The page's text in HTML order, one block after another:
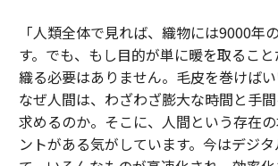
「人類全体で見れば、織物には9000年
す。でも、もし目的が単に暖を取るこ
織る必要はありません。毛皮を巻けば
なぜ人間は、わざわざ膨大な時間と手
求めるのか。そこに、人間という存在
ントがある気がしています。今はデジ